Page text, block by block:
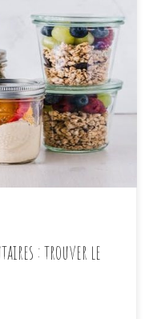
de la nutrition
de la conscience
pas surprenant
» soient
Des régimes
bas (IG bas) au
: trouver le